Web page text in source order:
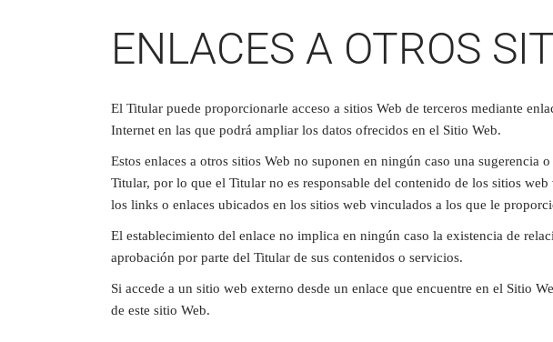
ENLACES A OTROS
El Titular puede proporcionarle acceso a sitios Web de terceros mediante
Internet en las que podrá ampliar los datos ofrecidos en el Sitio Web.
Estos enlaces a otros sitios Web no suponen en ningún caso una
Titular, por lo que el Titular no es responsable del contenido de los sitios
los links o enlaces ubicados en los sitios web vinculados a los que le
El establecimiento del enlace no implica en ningún caso la existencia de
aprobación por parte del Titular de sus contenidos o servicios.
Si accede a un sitio web externo desde un enlace que encuentre en el Sitio
de este sitio Web.